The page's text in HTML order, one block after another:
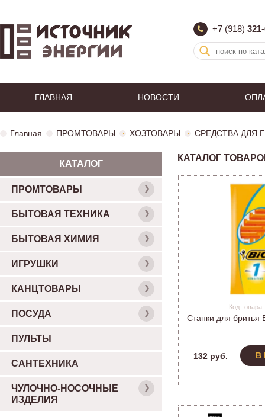
+7 (918)
ГЛАВНАЯ НОВОСТИ
Главная ПРОМТОВАРЫ ХОЗТОВАРЫ СРЕДСТВА ДЛЯ
КАТАЛОГ
Код
Станки для бритья
132 руб. В
КАТАЛОГ
ПРОМТОВАРЫ
БЫТОВАЯ ТЕХНИКА
БЫТОВАЯ ХИМИЯ
ИГРУШКИ
КАНЦТОВАРЫ
ПОСУДА
ПУЛЬТЫ
САНТЕХНИКА
ЧУЛОЧНО-НОСОЧНЫЕ
ИЗДЕЛИЯ